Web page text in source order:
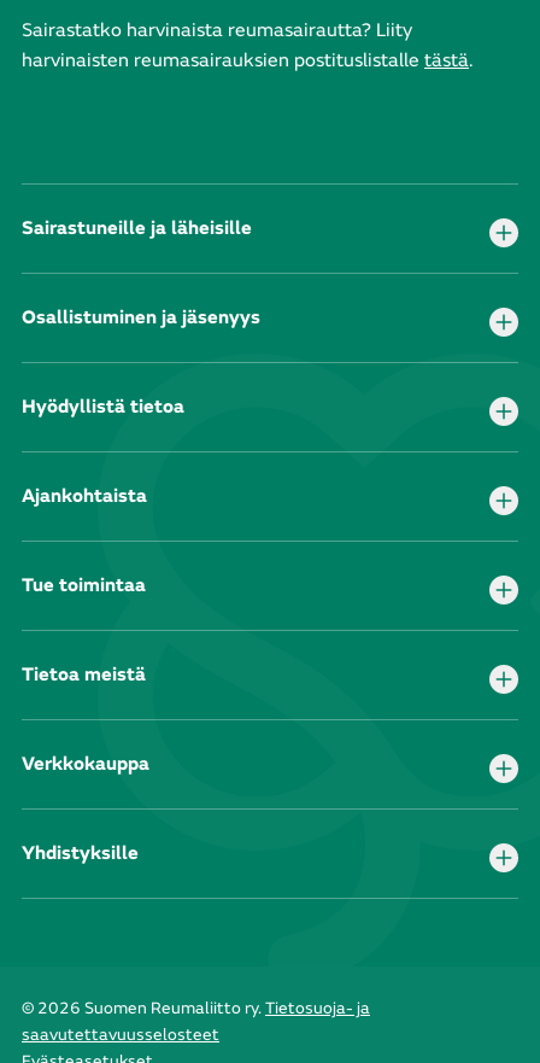
Sairastatko harvinaista reumasairautta? Liity
harvinaisten reumasairauksien postituslistalle tästä.
Sairastuneille ja läheisille
Osallistuminen ja jäsenyys
Hyödyllistä tietoa
Ajankohtaista
Tue toimintaa
Tietoa meistä
Verkkokauppa
Yhdistyksille
© 2026 Suomen Reumaliitto ry.Tietosuoja- ja
saavutettavuusselosteet